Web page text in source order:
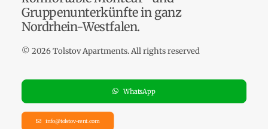
Gruppenunterkünfte in ganz
Nordrhein-Westfalen.
© 2026 Tolstov Apartments.All rights reserved
WhatsApp
info@tolstov-rent.com